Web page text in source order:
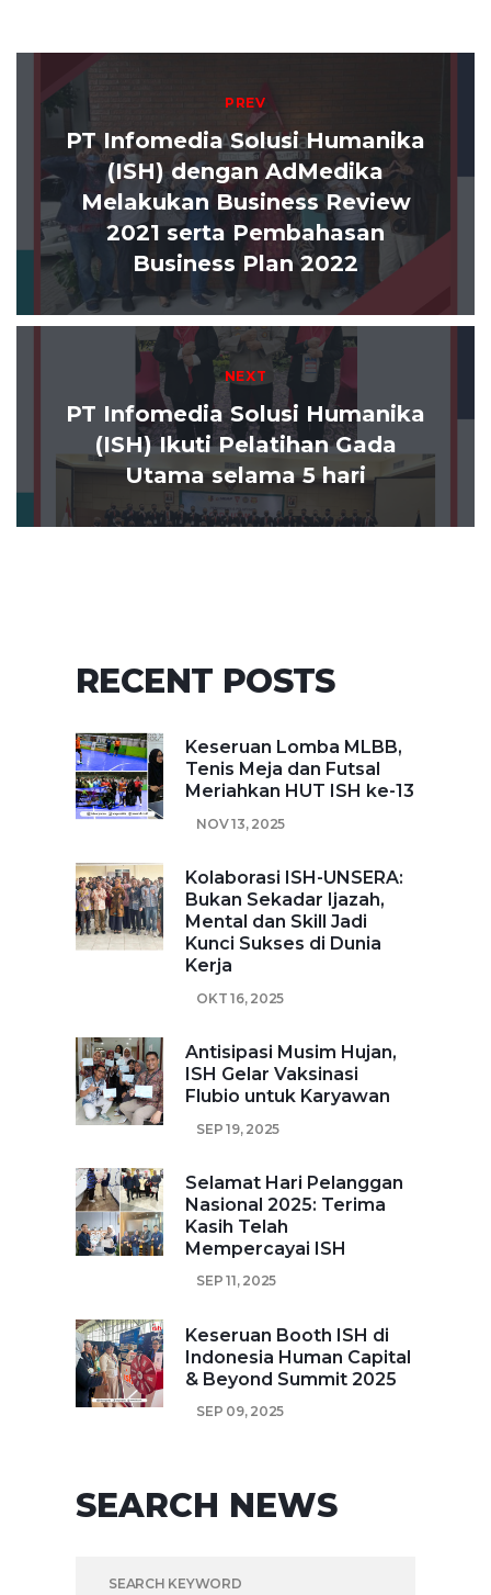
Post navigation
PREV
PT Infomedia Solusi Humanika
(ISH) dengan AdMedika
Melakukan Business Review
2021 serta Pembahasan
Business Plan 2022
NEXT
PT Infomedia Solusi Humanika
(ISH) Ikuti Pelatihan Gada
Utama selama 5 hari
RECENT POSTS
Keseruan Lomba MLBB,
Tenis Meja dan Futsal
Meriahkan HUT ISH ke-13
NOV 13, 2025
Kolaborasi ISH-UNSERA:
Bukan Sekadar Ijazah,
Mental dan Skill Jadi
Kunci Sukses di Dunia
Kerja
OKT 16, 2025
Antisipasi Musim Hujan,
ISH Gelar Vaksinasi
Flubio untuk Karyawan
SEP 19, 2025
Selamat Hari Pelanggan
Nasional 2025: Terima
Kasih Telah
Mempercayai ISH
SEP 11, 2025
Keseruan Booth ISH di
Indonesia Human Capital
& Beyond Summit 2025
SEP 09, 2025
SEARCH NEWS